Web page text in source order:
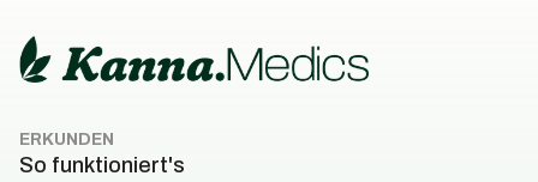
ERKUNDEN
So funktioniert's